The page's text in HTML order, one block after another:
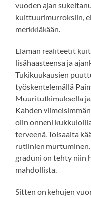
vuoden ajan
kulttuurimurroksiin,
merkkiäkään.
Elämän realiteetit
lisähaasteensa ja
Tukikuukausien
työskentelemällä
Muuritutkimuksella ja
Kahden
olin onneni
terveenä. Toisaalta
rutiinien
graduni on tehty niin
mahdollista.
Sitten on kehujen